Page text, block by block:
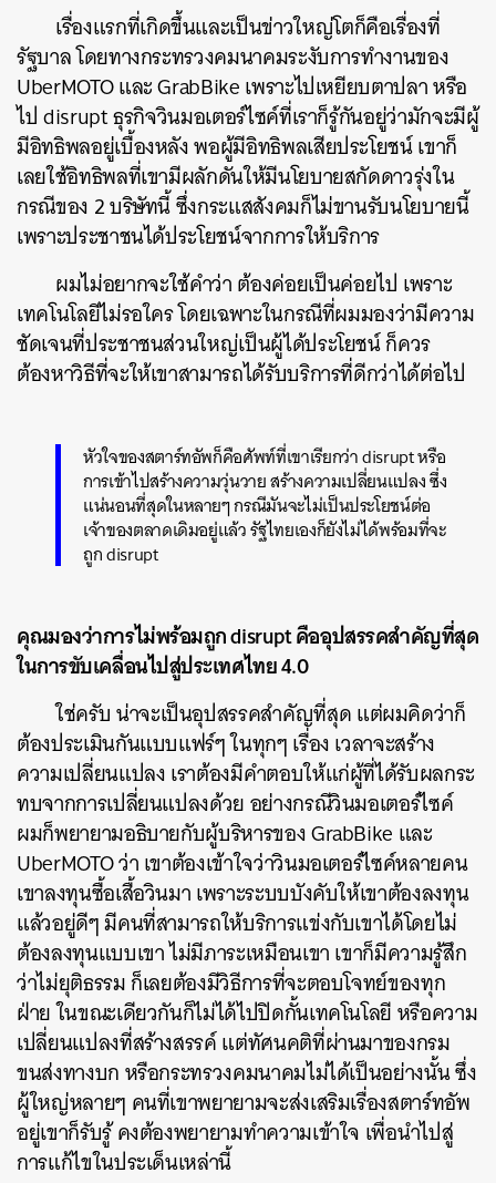
เรื่องแรกที่เกิดขึ้นและเป็นข่าวใหญ่โตก็คือเรื่องที่
รัฐบาล โดยทางกระทรวงคมนาคมระงับการทำงานของ
UberMOTO และ GrabBike เพราะไปเหยียบตาปลา หรือ
ไป disrupt ธุรกิจวินมอเตอร์ไซค์ที่เราก็รู้กันอยู่ว่ามักจะมีผู้
มีอิทธิพลอยู่เบื้องหลัง พอผู้มีอิทธิพลเสียประโยชน์ เขาก็
เลยใช้อิทธิพลที่เขามีผลักดันให้มีนโยบายสกัดดาวรุ่งใน
กรณีของ 2 บริษัทนี้ ซึ่งกระแสสังคมก็ไม่ขานรับนโยบายนี้
เพราะประชาชนได้ประโยชน์จากการให้บริการ
ผมไม่อยากจะใช้คำว่า ต้องค่อยเป็นค่อยไป เพราะ
เทคโนโลยีไม่รอใคร โดยเฉพาะในกรณีที่ผมมองว่ามีความ
ชัดเจนที่ประชาชนส่วนใหญ่เป็นผู้ได้ประโยชน์ ก็ควร
ต้องหาวิธีที่จะให้เขาสามารถได้รับบริการที่ดีกว่าได้ต่อไป
หัวใจของสตาร์ทอัพก็คือศัพท์ที่เขาเรียกว่า disrupt หรือ
การเข้าไปสร้างความวุ่นวาย สร้างความเปลี่ยนแปลง ซึ่ง
แน่นอนที่สุดในหลายๆ กรณีมันจะไม่เป็นประโยชน์ต่อ
เจ้าของตลาดเดิมอยู่แล้ว รัฐไทยเองก็ยังไม่ได้พร้อมที่จะ
ถูก disrupt
คุณมองว่าการไม่พร้อมถูก disrupt คืออุปสรรคสำคัญที่สุด
ในการขับเคลื่อนไปสู่ประเทศไทย 4.0
ใช่ครับ น่าจะเป็นอุปสรรคสำคัญที่สุด แต่ผมคิดว่าก็
ต้องประเมินกันแบบแฟร์ๆ ในทุกๆ เรื่อง เวลาจะสร้าง
ความเปลี่ยนแปลง เราต้องมีคำตอบให้แก่ผู้ที่ได้รับผลกระ
ทบจากการเปลี่ยนแปลงด้วย อย่างกรณีวินมอเตอร์ไซค์
ผมก็พยายามอธิบายกับผู้บริหารของ GrabBike และ
UberMOTO ว่า เขาต้องเข้าใจว่าวินมอเตอร์ไซค์หลายคน
เขาลงทุนซื้อเสื้อวินมา เพราะระบบบังคับให้เขาต้องลงทุน
แล้วอยู่ดีๆ มีคนที่สามารถให้บริการแข่งกับเขาได้โดยไม่
ต้องลงทุนแบบเขา ไม่มีภาระเหมือนเขา เขาก็มีความรู้สึก
ว่าไม่ยุติธรรม ก็เลยต้องมีวิธีการที่จะตอบโจทย์ของทุก
ฝ่าย ในขณะเดียวกันก็ไม่ได้ไปปิดกั้นเทคโนโลยี หรือความ
เปลี่ยนแปลงที่สร้างสรรค์ แต่ทัศนคติที่ผ่านมาของกรม
ขนส่งทางบก หรือกระทรวงคมนาคมไม่ได้เป็นอย่างนั้น ซึ่ง
ผู้ใหญ่หลายๆ คนที่เขาพยายามจะส่งเสริมเรื่องสตาร์ทอัพ
อยู่เขาก็รับรู้ คงต้องพยายามทำความเข้าใจ เพื่อนำไปสู่
การแก้ไขในประเด็นเหล่านี้
ค้นหา
SHARE TWEET LINE EMAIL